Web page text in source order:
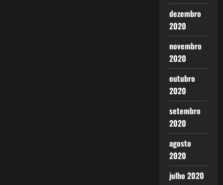
dezembro
2020
novembro
2020
outubro
2020
setembro
2020
agosto
2020
julho 2020